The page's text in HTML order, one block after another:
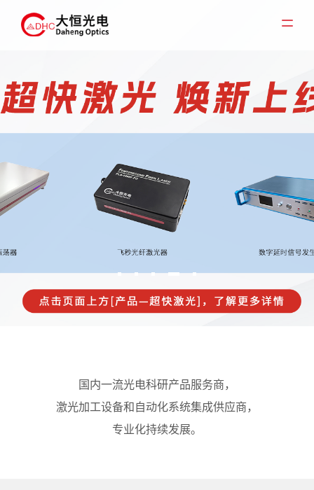
国内一流光电科研产品服务商，
激光加工设备和自动化系统集成供应商，
专业化持续发展。